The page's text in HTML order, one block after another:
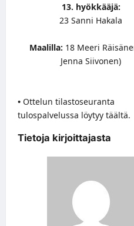
13. hyökkääjä:
23 Sanni Hakala
Maalilla: 18 Meeri
Jenna Siivonen)
• Ottelun tilastoseuranta
tulospalvelussa löytyy täältä.
Tietoja kirjoittajasta